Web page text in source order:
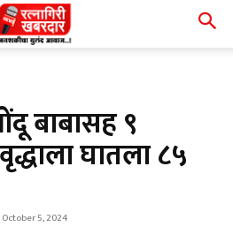
बाबासह ९
घातला ८५
October 5, 2024